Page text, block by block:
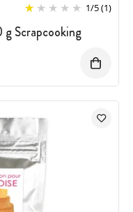
1/5(1)
g Scrapcooking